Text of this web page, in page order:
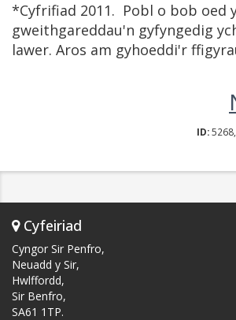
*Cyfrifiad 2011. Pobl o bob oed
gweithgareddau'n gyfyngedig
lawer. Aros am gyhoeddi'r
ID:
Cyfeiriad
Cyngor Sir Penfro,
Neuadd y Sir,
Hwlffordd,
Sir Benfro,
SA61 1TP.